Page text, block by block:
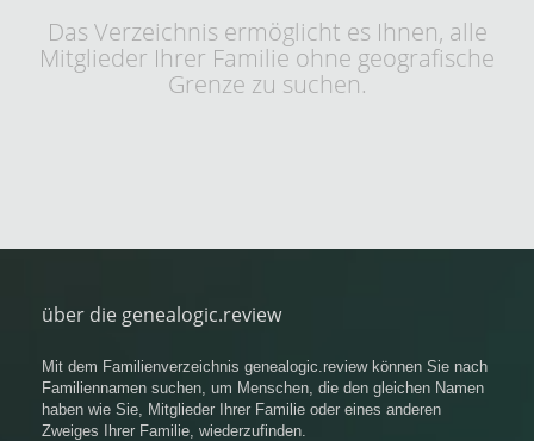
Das Verzeichnis ermöglicht es Ihnen, alle
Mitglieder Ihrer Familie ohne geografische
Grenze zu suchen.
über die genealogic.review
Mit dem Familienverzeichnis genealogic.review können Sie nach
Familiennamen suchen, um Menschen, die den gleichen Namen
haben wie Sie, Mitglieder Ihrer Familie oder eines anderen
Zweiges Ihrer Familie, wiederzufinden.